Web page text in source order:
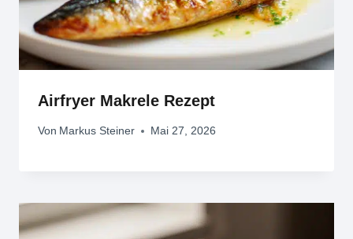
Airfryer Makrele Rezept
Von Markus Steiner Mai 27, 2026